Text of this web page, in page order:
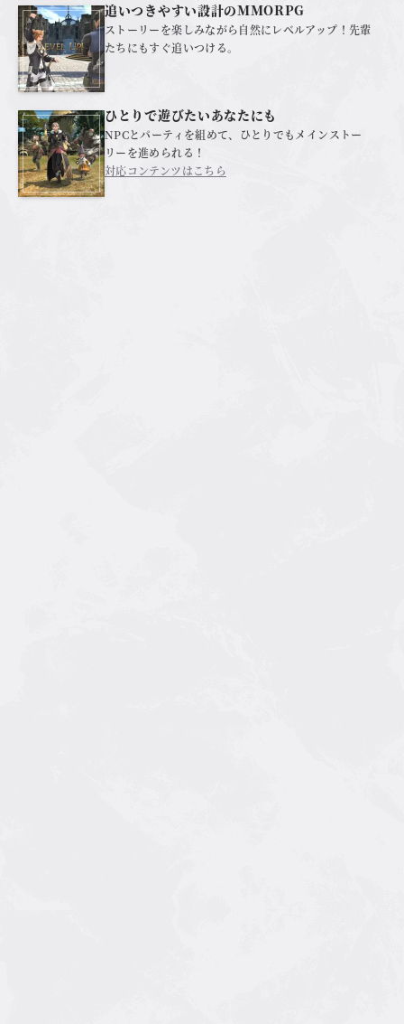
追いつきやすい設計のMMORPG
ストーリーを楽しみながら自然にレベルアップ！先輩
たちにもすぐ追いつける。
ひとりで遊びたいあなたにも
NPCとパーティを組めて、ひとりでもメインストー
リーを進められる！
対応コンテンツはこちら